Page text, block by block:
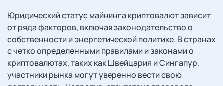
Юридический статус майнинга криптовалют зависит
от ряда факторов, включая законодательство о
собственности и энергетической политике. В странах
с четко определенными правилами и законами о
криптовалютах, таких как Швейцария и Сингапур,
участники рынка могут уверенно вести свою